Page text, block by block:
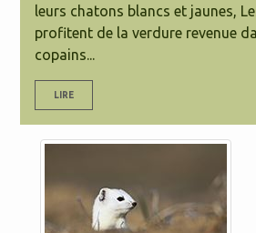
leurs chatons blancs et jaunes,
profitent de la verdure revenue
copains...
LIRE